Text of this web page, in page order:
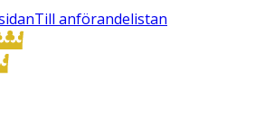
Till anförandelistan